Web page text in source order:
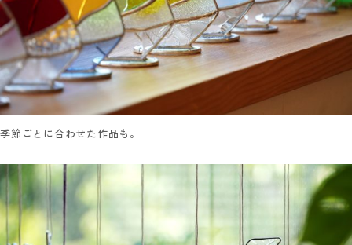
季節ごとに合わせた作品も。